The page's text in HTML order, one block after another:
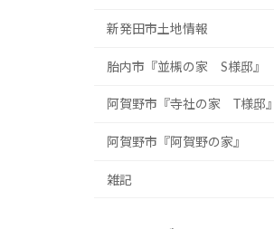
新発田市土地情報
胎内市『並槻の家 S様邸』
阿賀野市『寺社の家 T様邸』
阿賀野市『阿賀野の家』
雑記